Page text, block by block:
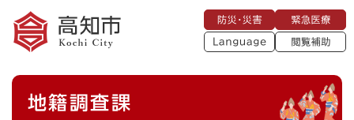
メニューを飛ばして本文へ
災
・
災
急
医
療
L
a
閲
助
本
地籍調査課